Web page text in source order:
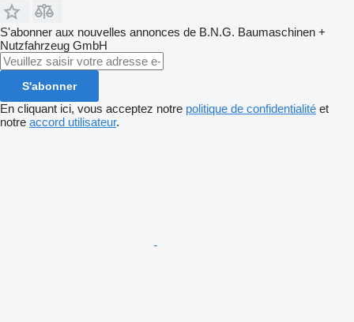
S'abonner aux nouvelles annonces de B.N.G. Baumaschinen +
Nutzfahrzeug GmbH
S'abonner
En cliquant ici, vous acceptez notre politique de confidentialité et
notre accord utilisateur.